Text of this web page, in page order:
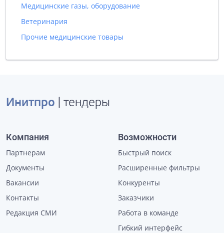
Медицинские газы, оборудование
Ветеринария
Прочие медицинские товары
Инитпро | тендеры
Компания
Партнерам
Документы
Вакансии
Контакты
Редакция СМИ
Возможности
Быстрый поиск
Расширенные фильтры
Конкуренты
Заказчики
Работа в команде
Гибкий интерфейс